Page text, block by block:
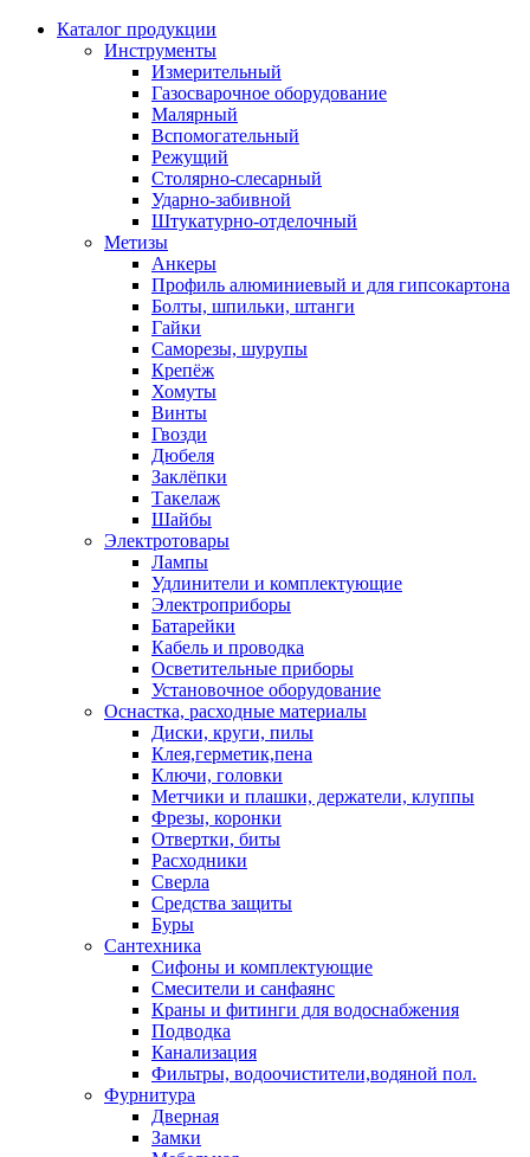
Каталог продукции
Инструменты
Измерительный
Газосварочное оборудование
Малярный
Вспомогательный
Режущий
Столярно-слесарный
Ударно-забивной
Штукатурно-отделочный
Метизы
Анкеры
Профиль алюминиевый и для гипсокартона
Болты, шпильки, штанги
Гайки
Саморезы, шурупы
Крепёж
Хомуты
Винты
Гвозди
Дюбеля
Заклёпки
Такелаж
Шайбы
Электротовары
Лампы
Удлинители и комплектующие
Электроприборы
Батарейки
Кабель и проводка
Осветительные приборы
Установочное оборудование
Оснастка, расходные материалы
Диски, круги, пилы
Клея,герметик,пена
Ключи, головки
Метчики и плашки, держатели, клуппы
Фрезы, коронки
Отвертки, биты
Расходники
Сверла
Средства защиты
Буры
Сантехника
Сифоны и комплектующие
Смесители и санфаянс
Краны и фитинги для водоснабжения
Подводка
Канализация
Фильтры, водоочистители,водяной пол.
Фурнитура
Дверная
Замки